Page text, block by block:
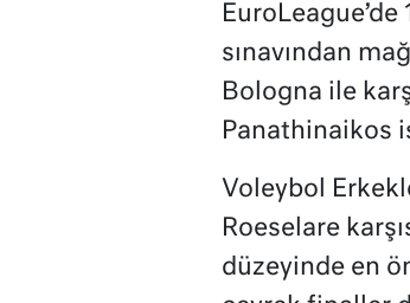
sınavından
Bologna ile
Panathinaikos
Voleybol
Roeselare
düzeyinde en